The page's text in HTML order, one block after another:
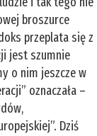
broszurce
przeplata się z
jest szumnie
o nim jeszcze w
oznaczała –
Dziś